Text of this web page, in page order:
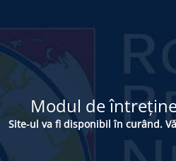
Modul de
Site-ul va fi disponibil în curând.